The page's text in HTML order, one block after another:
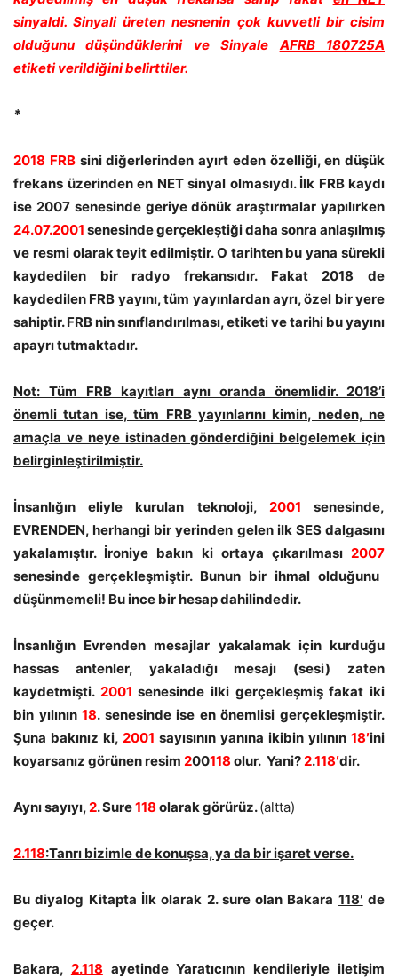
sinyaldi. Sinyali üreten nesnenin çok kuvvetli bir cisim
olduğunu düşündüklerini ve Sinyale AFRB 180725A
etiketi verildiğini belirttiler.
*
2018 FRBsini diğerlerinden ayırt eden özelliği, en düşük
frekans üzerinden en NET sinyal olmasıydı. İlk FRB kaydı
ise 2007 senesinde geriye dönük araştırmalar yapılırken
24.07.2001 senesinde gerçekleştiği daha sonra anlaşılmış
ve resmi olarak teyit edilmiştir. O tarihten bu yana sürekli
kaydedilen bir radyo frekansıdır. Fakat 2018 de
kaydedilen FRB yayını, tüm yayınlardan ayrı, özel bir yere
sahiptir. FRB nin sınıflandırılması, etiketi ve tarihi bu yayını
apayrı tutmaktadır.
Not: Tüm FRB kayıtları aynı oranda önemlidir. 2018’i
önemli tutan ise, tüm FRB yayınlarını kimin, neden, ne
amaçla ve neye istinaden gönderdiğini belgelemek için
belirginleştirilmiştir.
İnsanlığın eliyle kurulan teknoloji, 2001 senesinde,
EVRENDEN, herhangi bir yerinden gelen ilk SES dalgasını
yakalamıştır. İroniye bakın ki ortaya çıkarılması 2007
senesinde gerçekleşmiştir. Bunun bir ihmal olduğunu
düşünmemeli! Bu ince bir hesap dahilindedir.
İnsanlığın Evrenden mesajlar yakalamak için kurduğu
hassas antenler, yakaladığı mesajı (sesi) zaten
kaydetmişti. 2001 senesinde ilki gerçekleşmiş fakat iki
bin yılının18. senesinde ise en önemlisi gerçekleşmiştir.
Şuna bakınız ki, 2001 sayısının yanına ikibin yılının 18′ini
koyarsanız görünen resim 200118 olur. Yani? 2.118′dir.
Aynı sayıyı, 2. Sure118 olarak görürüz.(altta)
2.118:Tanrı bizimle de konuşsa, ya da bir işaret verse.
Bu diyalog Kitapta İlk olarak 2. sure olan Bakara 118′de
geçer.
Bakara, 2.118 ayetinde Yaratıcının kendileriyle iletişim